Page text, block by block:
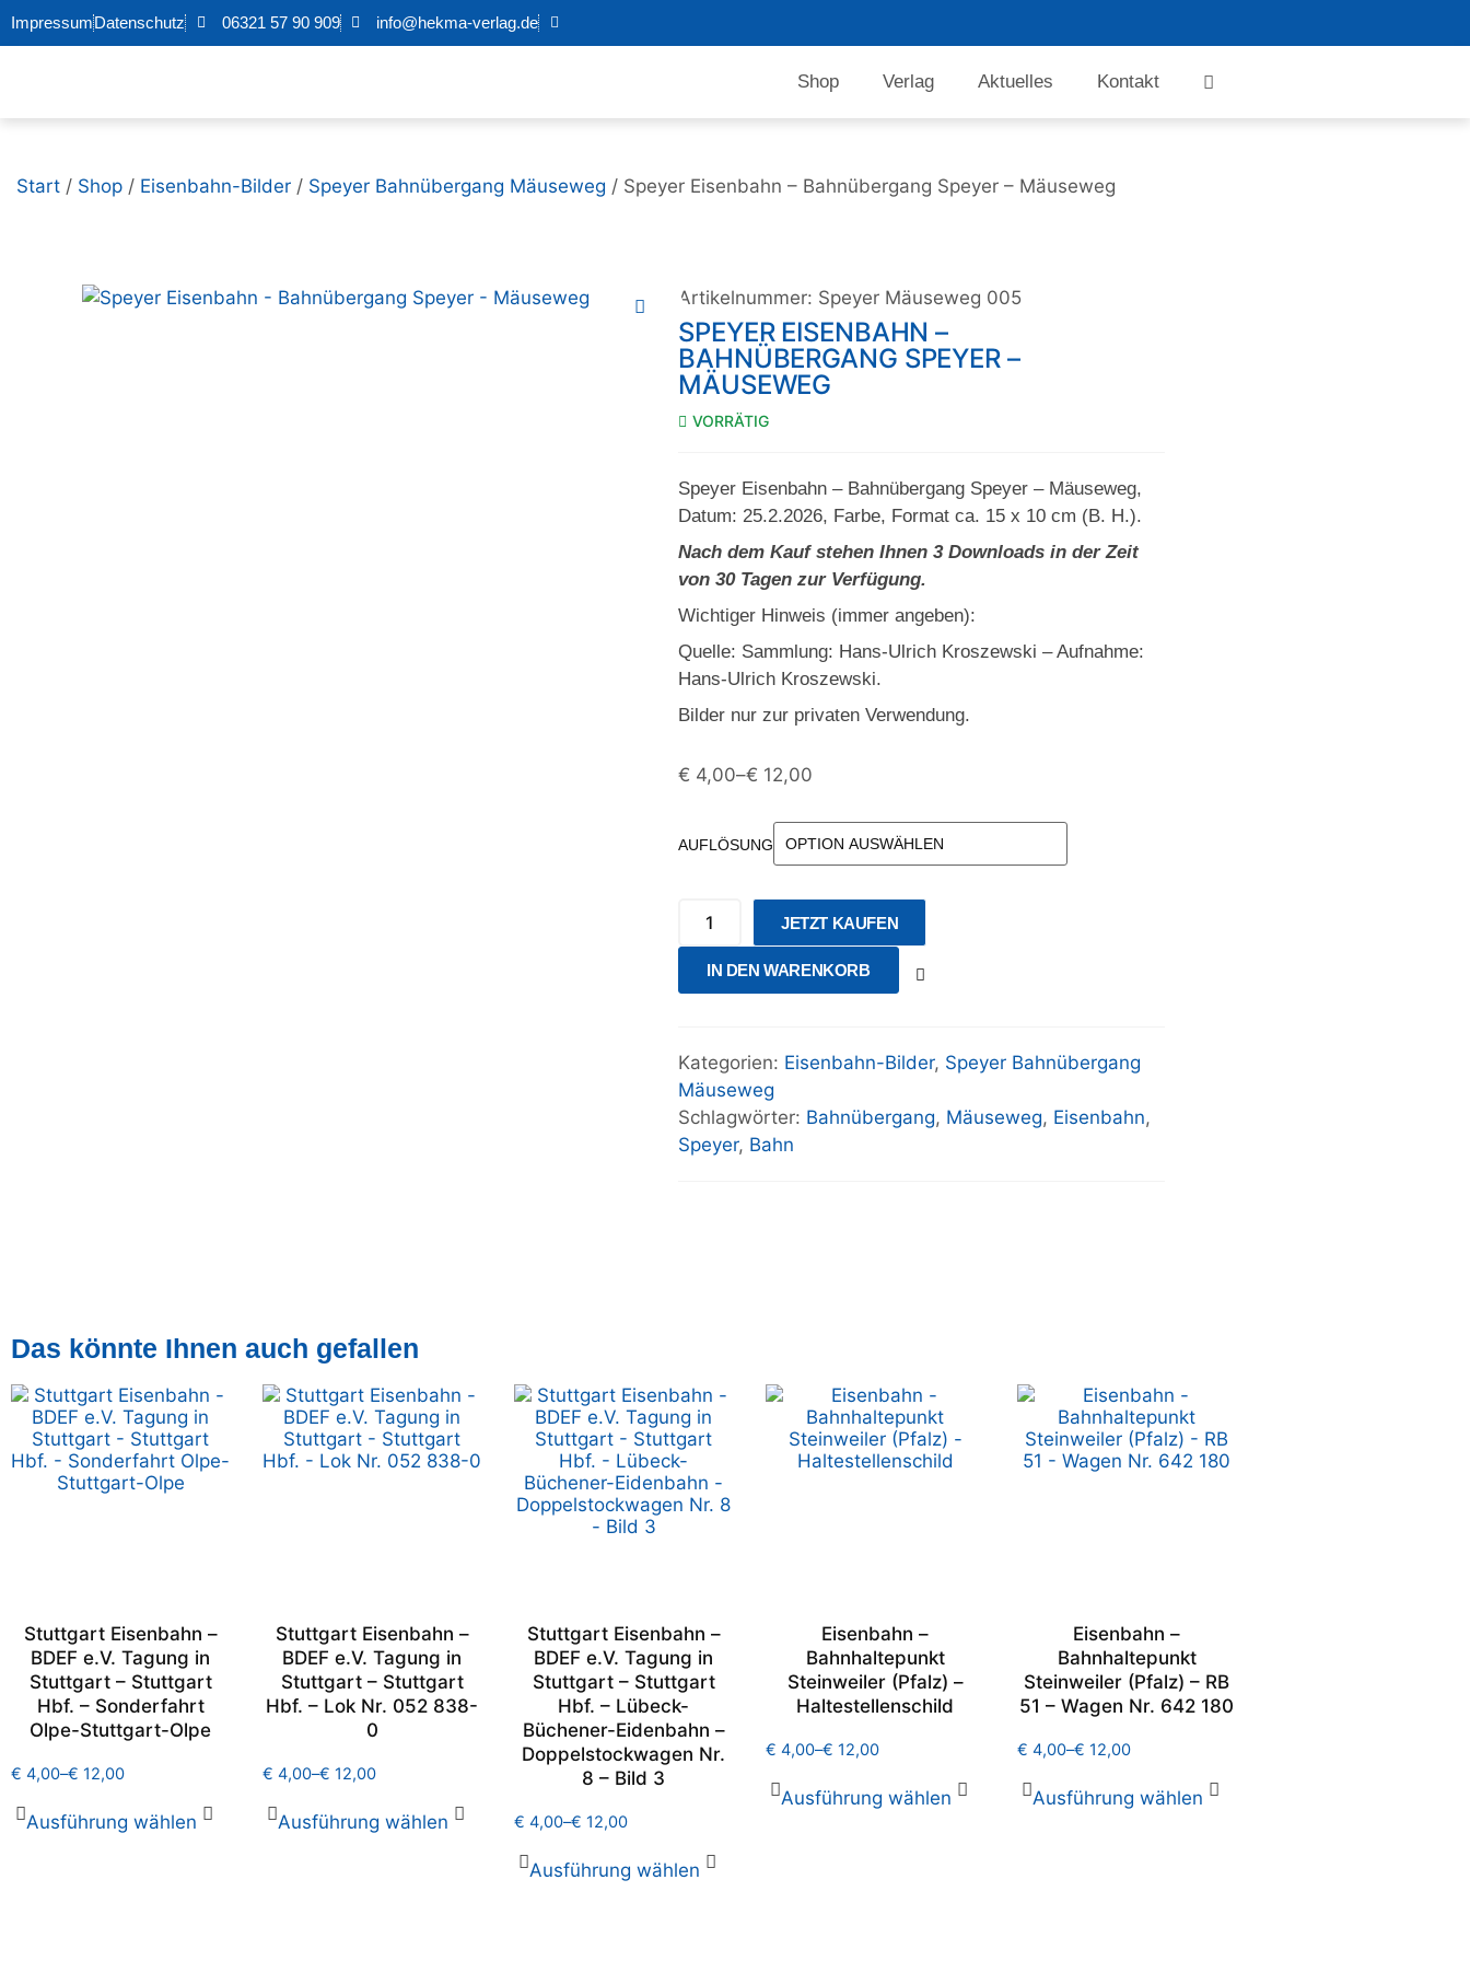
ImpressumDatenschutz 06321 57 90 909 info@hekma-verlag.de
Shop Verlag Aktuelles Kontakt
Start / Shop / Eisenbahn-Bilder / Speyer Bahnübergang Mäuseweg / Speyer Eisenbahn – Bahnübergang Speyer – Mäuseweg
Artikelnummer: Speyer Mäuseweg 005
SPEYER EISENBAHN –
BAHNÜBERGANG SPEYER –
MÄUSEWEG
VORRÄTIG
Speyer Eisenbahn – Bahnübergang Speyer – Mäuseweg,
Datum: 25.2.2026, Farbe, Format ca. 15 x 10 cm (B. H.).
Nach dem Kauf stehen Ihnen 3 Downloads in der Zeit
von 30 Tagen zur Verfügung.
Wichtiger Hinweis (immer angeben):
Quelle: Sammlung: Hans-Ulrich Kroszewski – Aufnahme:
Hans-Ulrich Kroszewski.
Bilder nur zur privaten Verwendung.
€ 4,00–€ 12,00
AUFLÖSUNG
JETZT KAUFEN
IN DEN WARENKORB
Kategorien: Eisenbahn-Bilder, Speyer Bahnübergang
Mäuseweg
Schlagwörter: Bahnübergang, Mäuseweg, Eisenbahn,
Speyer, Bahn
Das könnte Ihnen auch gefallen
Stuttgart Eisenbahn –
BDEF e.V. Tagung in
Stuttgart – Stuttgart
Hbf. – Sonderfahrt
Olpe-Stuttgart-Olpe
€ 4,00–€ 12,00
Ausführung wählen
Stuttgart Eisenbahn –
BDEF e.V. Tagung in
Stuttgart – Stuttgart
Hbf. – Lok Nr. 052 838-
0
€ 4,00–€ 12,00
Ausführung wählen
Stuttgart Eisenbahn –
BDEF e.V. Tagung in
Stuttgart – Stuttgart
Hbf. – Lübeck-
Büchener-Eidenbahn –
Doppelstockwagen Nr.
8 – Bild 3
€ 4,00–€ 12,00
Ausführung wählen
Eisenbahn –
Bahnhaltepunkt
Steinweiler (Pfalz) –
Haltestellenschild
€ 4,00–€ 12,00
Ausführung wählen
Eisenbahn –
Bahnhaltepunkt
Steinweiler (Pfalz) – RB
51 – Wagen Nr. 642 180
€ 4,00–€ 12,00
Ausführung wählen